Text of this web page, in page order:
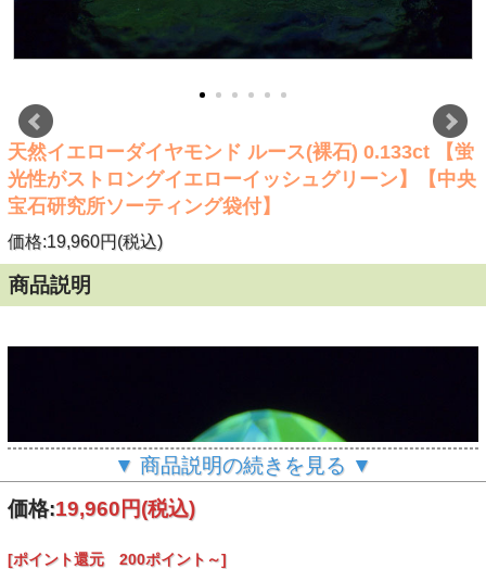
天然イエローダイヤモンド ルース(裸石) 0.133ct 【蛍
光性がストロングイエローイッシュグリーン】【中央
宝石研究所ソーティング袋付】
価格:19,960円(税込)
商品説明
▼ 商品説明の続きを見る ▼
価格:19,960円(税込)
[ポイント還元 200ポイント～]